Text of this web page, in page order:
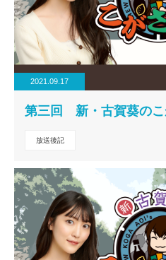
2021.09.17
第三回 新・古賀葵のこ
放送後記